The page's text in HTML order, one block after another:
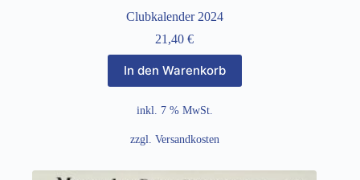
Clubkalender 2024
21,40€
In den Warenkorb
inkl. 7 % MwSt.
zzgl. Versandkosten